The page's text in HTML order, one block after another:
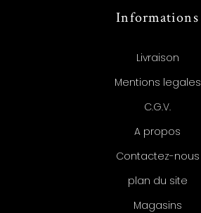
Informations
Livraison
Mentions legales
C.G.V.
A propos
Contactez-nous
plan du site
Magasins